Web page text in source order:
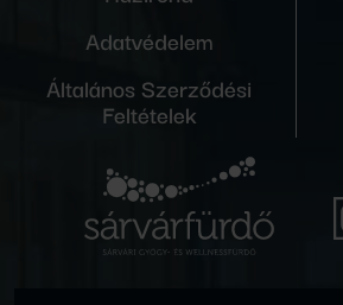
Adatvédelem
Általános Szerződési
Feltételek